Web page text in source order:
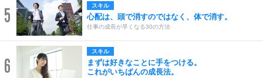
5 スキル
心配は、頭で消すのではなく、体で消す。
仕事の成長が早くなる30の方法
6
スキル
まずは好きなことに手をつける。
これがいちばんの成長法。